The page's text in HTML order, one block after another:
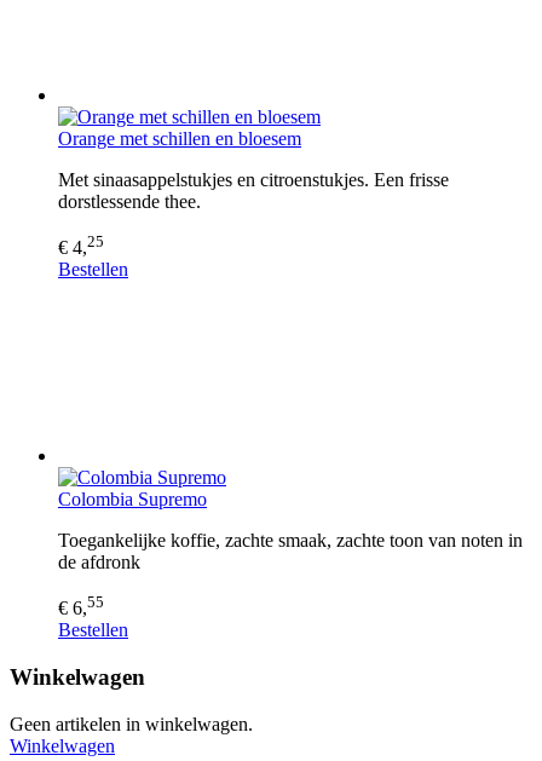
Orange met schillen en bloesem
Met sinaasappelstukjes en citroenstukjes. Een frisse
dorstlessende thee.
€ 4,25
Bestellen
Colombia Supremo
Toegankelijke koffie, zachte smaak, zachte toon van noten in
de afdronk
€ 6,55
Bestellen
Winkelwagen
Geen artikelen in winkelwagen.
Winkelwagen